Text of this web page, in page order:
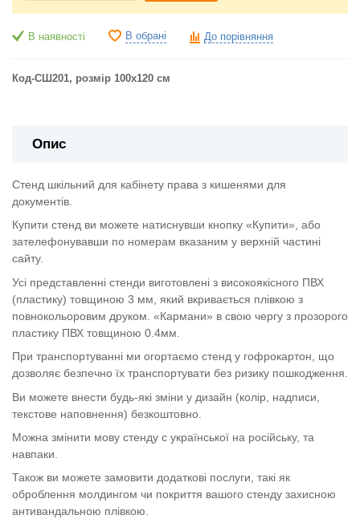
В наявності В обрані До порівняння
Код-СШ201, розмір 100х120 см
Опис
Стенд шкільний для кабінету права з кишенями для
документів.
Купити стенд ви можете натиснувши кнопку «Купити», або
зателефонувавши по номерам вказаним у верхній частині
сайту.
Усі представленні стенди виготовлені з високоякісного ПВХ
(пластику) товщиною 3 мм, який вкривається плівкою з
повнокольоровим друком. «Кармани» в свою чергу з прозорого
пластику ПВХ товщиною 0.4мм.
При транспортуванні ми огортаємо стенд у гофрокартон, що
дозволяє безпечно їх транспортувати без ризику пошкодження.
Ви можете внести будь-які зміни у дизайн (колір, надписи,
текстове наповнення) безкоштовно.
Можна змінити мову стенду с української на російську, та
навпаки.
Також ви можете замовити додаткові послуги, такі як
оброблення молдингом чи покриття вашого стенду захисною
антивандальною плівкою.